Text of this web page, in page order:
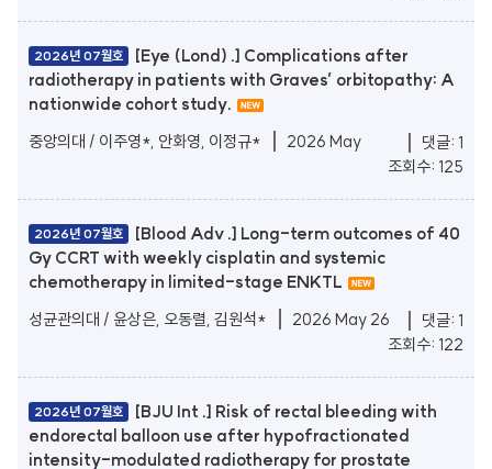
2026년 07월호
[Eye (Lond) .] Complications after
radiotherapy in patients with Graves’ orbitopathy: A
nationwide cohort study.
중앙의대 / 이주영*, 안화영, 이정규*
2026 May
댓글: 1
조회수: 125
2026년 07월호
[Blood Adv .] Long-term outcomes of 40
Gy CCRT with weekly cisplatin and systemic
chemotherapy in limited-stage ENKTL
성균관의대 / 윤상은, 오동렬, 김원석*
2026 May 26
댓글: 1
조회수: 122
2026년 07월호
[BJU Int .] Risk of rectal bleeding with
endorectal balloon use after hypofractionated
intensity-modulated radiotherapy for prostate